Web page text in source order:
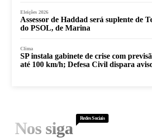
Eleições 2026
Assessor de Haddad será suplente de
do PSOL, de Marina
Clima
SP instala gabinete de crise com
até 100 km/h; Defesa Civil dispara
Nos siga
Redes Sociais